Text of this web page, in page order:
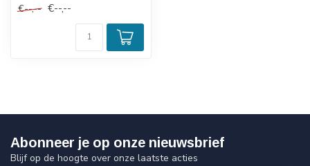
€--,-- €--,--
Abonneer je op onze nieuwsbrief
Blijf op de hoogte over onze laatste acties